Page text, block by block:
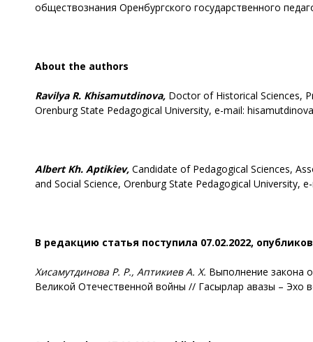
обществознания Оренбургского государственного
Аbout the authors
Ravilya R. Khisamutdinova, Doctor of Historical Sciences,
Orenburg State Pedagogical University, e-mail:
Albert Kh. Aptikiev, Candidate of Pedagogical Sciences,
and Social Science, Orenburg State Pedagogical University,
В редакцию статья поступила 07.02.2022,
Хисамутдинова Р. Р., Аптикиев А. Х. Выполнение закона
Великой Отечественной войны // Гасырлар авазы – Эхо